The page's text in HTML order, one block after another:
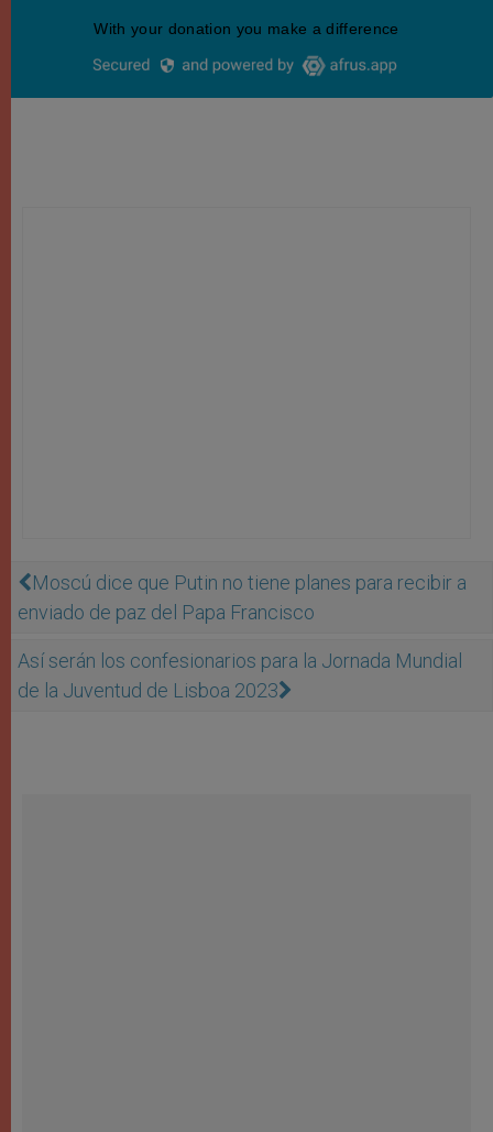
Moscú dice que Putin no tiene planes para recibir a
enviado de paz del Papa Francisco
Así serán los confesionarios para la Jornada Mundial
de la Juventud de Lisboa 2023